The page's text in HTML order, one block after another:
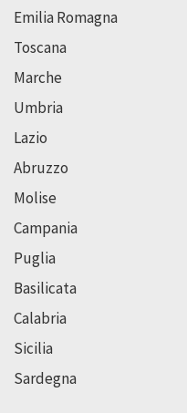
Emilia Romagna
Toscana
Marche
Umbria
Lazio
Abruzzo
Molise
Campania
Puglia
Basilicata
Calabria
Sicilia
Sardegna